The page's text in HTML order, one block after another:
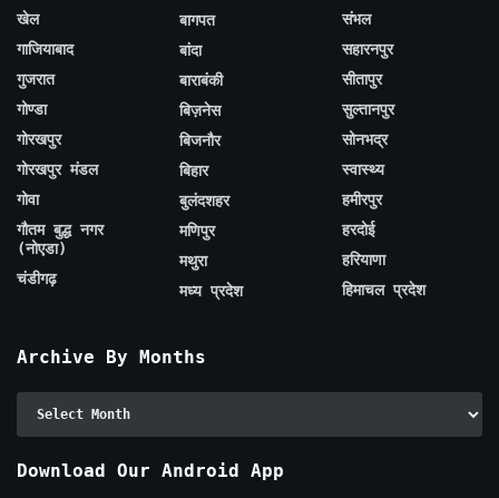
खेल
गाजियाबाद
गुजरात
गोण्डा
गोरखपुर
गोरखपुर मंडल
गोवा
गौतम बुद्ध नगर
(नोएडा)
चंडीगढ़
बागपत
बांदा
बाराबंकी
बिज़नेस
बिजनौर
बिहार
बुलंदशहर
मणिपुर
मथुरा
मध्य प्रदेश
संभल
सहारनपुर
सीतापुर
सुल्तानपुर
सोनभद्र
स्वास्थ्य
हमीरपुर
हरदोई
हरियाणा
हिमाचल प्रदेश
Archive By Months
Download Our Android App